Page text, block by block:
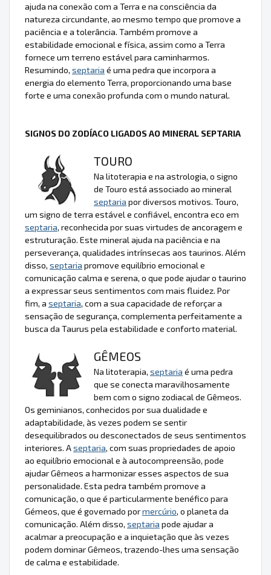
ajuda na conexão com a Terra e na consciência da
natureza circundante, ao mesmo tempo que promove a
paciência e a tolerância. Também promove a
estabilidade emocional e física, assim como a Terra
fornece um terreno estável para caminharmos.
Resumindo, septaria é uma pedra que incorpora a
energia do elemento Terra, proporcionando uma base
forte e uma conexão profunda com o mundo natural.
SIGNOS DO ZODÍACO LIGADOS AO MINERAL SEPTARIA
TOURO
Na litoterapia e na astrologia, o signo
de Touro está associado ao mineral
septaria por diversos motivos. Touro,
um signo de terra estável e confiável, encontra eco em
septaria, reconhecida por suas virtudes de ancoragem e
estruturação. Este mineral ajuda na paciência e na
perseverança, qualidades intrínsecas aos taurinos. Além
disso, septaria promove equilíbrio emocional e
comunicação calma e serena, o que pode ajudar o taurino
a expressar seus sentimentos com mais fluidez. Por
fim, a septaria, com a sua capacidade de reforçar a
sensação de segurança, complementa perfeitamente a
busca da Taurus pela estabilidade e conforto material.
GÊMEOS
Na litoterapia, septaria é uma pedra
que se conecta maravilhosamente
bem com o signo zodiacal de Gêmeos.
Os geminianos, conhecidos por sua dualidade e
adaptabilidade, às vezes podem se sentir
desequilibrados ou desconectados de seus sentimentos
interiores. Aseptaria, com suas propriedades de apoio
ao equilíbrio emocional e à autocompreensão, pode
ajudar Gêmeos a harmonizar esses aspectos de sua
personalidade. Esta pedra também promove a
comunicação, o que é particularmente benéfico para
Gémeos, que é governado pormercúrio, o planeta da
comunicação. Além disso, septaria pode ajudar a
acalmar a preocupação e a inquietação que às vezes
podem dominar Gêmeos, trazendo-lhes uma sensação
de calma e estabilidade.